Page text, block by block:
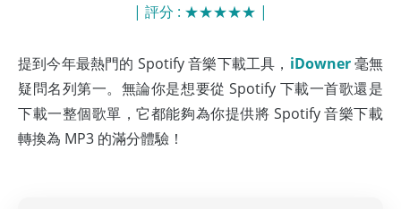
| 評分 : ★★★★★ |
提到今年最熱門的 Spotify 音樂下載工具， iDowner毫無
疑問名列第一。無論你是想要從 Spotify 下載一首歌還是
下載一整個歌單，它都能夠為你提供將 Spotify 音樂下載
轉換為 MP3 的滿分體驗！